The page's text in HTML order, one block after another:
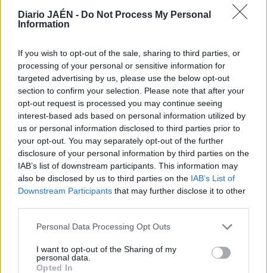
Diario JAÉN - Do Not Process My Personal
Information
If you wish to opt-out of the sale, sharing to third parties, or
processing of your personal or sensitive information for
targeted advertising by us, please use the below opt-out
section to confirm your selection. Please note that after your
opt-out request is processed you may continue seeing
interest-based ads based on personal information utilized by
us or personal information disclosed to third parties prior to
your opt-out. You may separately opt-out of the further
disclosure of your personal information by third parties on the
IAB’s list of downstream participants. This information may
also be disclosed by us to third parties on the IAB’s List of
Downstream Participants that may further disclose it to other
Personal Data Processing Opt Outs
I want to opt-out of the Sharing of my
personal data.
Opted In
a través de un donativo.
Los interesados en colaborar pueden hacerlo entrando en